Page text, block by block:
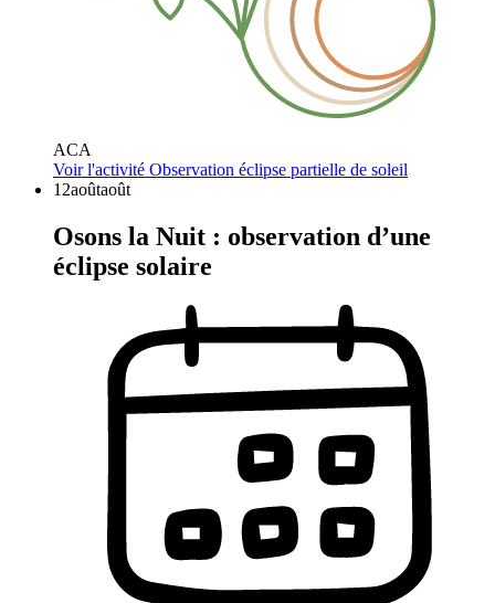
ACA
Voir l'activité Observation éclipse partielle de soleil
12aoûtaoût
Osons la Nuit : observation d’une
éclipse solaire